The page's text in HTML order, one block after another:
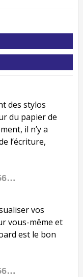
des stylos
du papier de
il n’y a
l’écriture,
vos
vous-même et
est le bon